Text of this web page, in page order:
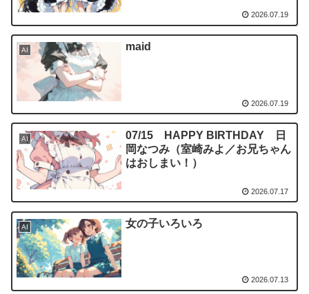
2026.07.19
AI maid
2026.07.19
AI
07/15 HAPPY BIRTHDAY 日
岡なつみ（室崎みよ／お兄ちゃん
はおしまい！）
2026.07.17
AI 女の子いろいろ
2026.07.13